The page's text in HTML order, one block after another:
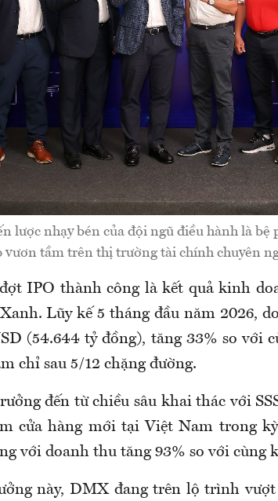
lược nhạy bén của đội ngũ điều hành là bệ
vươn tầm trên thị trường tài chính chuyên
IPO thành công là kết quả kinh
Lũy kế 5 tháng đầu năm 2026,
(54.644 tỷ đồng), tăng 33% so với
chỉ sau 5/12 chặng đường.
đến từ chiều sâu khai thác với
cửa hàng mới tại Việt Nam trong
với doanh thu tăng 93% so với cùng
này, DMX đang trên lộ trình